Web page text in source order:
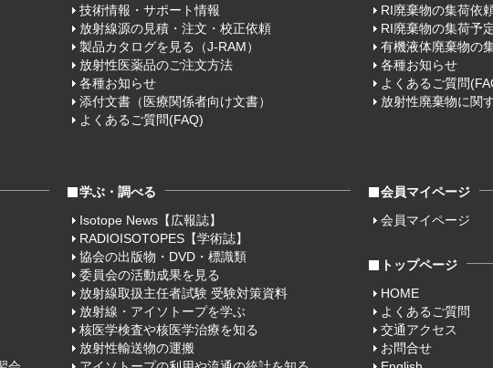
技術情報・サポート情報
放射線源の見積・注文・校正依頼
製品カタログを見る（J-RAM）
放射性医薬品のご注文方法
各種お知らせ
添付文書（医療関係者向け文書）
よくあるご質問(FAQ)
RI廃棄物の集荷依
RI廃棄物の集荷予
有機液体廃棄物の
各種お知らせ
よくあるご質問
放射性廃棄物に関
学ぶ・調べる
Isotope News【広報誌】
RADIOISOTOPES【学術誌】
協会の出版物・DVD・標識類
委員会の活動成果を見る
放射線取扱主任者試験 受験対策資料
放射線・アイソトープを学ぶ
核医学検査や核医学治療を知る
放射性輸送物の運搬
会員マイページ
会員マイページ
トップページ
HOME
よくあるご質問
交通アクセス
お問合せ